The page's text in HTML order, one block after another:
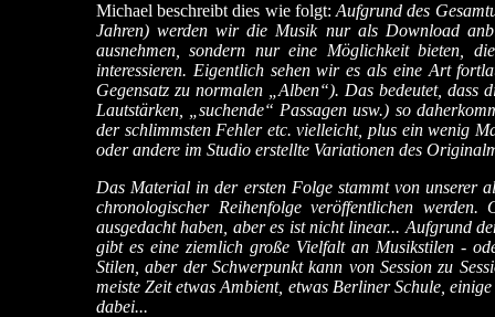
Michael beschreibt dies wie folgt:Aufgrund des
Jahren) werden wir die Musik nur als Download
ausnehmen, sondern nur eine Möglichkeit bieten,
interessieren. Eigentlich sehen wir es als eine Art
Gegensatz zu normalen „Alben“). Das bedeutet, dass
Lautstärken, „suchende“ Passagen usw.) so
der schlimmsten Fehler etc. vielleicht, plus ein wenig
oder andere im Studio erstellte Variationen des
Das Material in der ersten Folge stammt von unserer
chronologischer Reihenfolge veröffentlichen
ausgedacht haben, aber es ist nicht linear... Aufgrund
gibt es eine ziemlich große Vielfalt an Musikstilen -
Stilen, aber der Schwerpunkt kann von Session zu
meiste Zeit etwas Ambient, etwas Berliner Schule,
dabei...